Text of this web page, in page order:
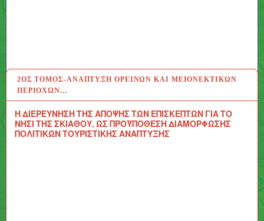
2ΟΣ ΤΌΜΟΣ-ΑΝΆΠΤΥΞΗ ΟΡΕΙΝΏΝ ΚΑΙ ΜΕΙΟΝΕΚΤΙΚΏΝ
ΠΕΡΙΟΧΏΝ…
Η ΔΙΕΡΕΥΝΗΣΗ ΤΗΣ ΑΠΟΨΗΣ ΤΩΝ ΕΠΙΣΚΕΠΤΩΝ ΓΙΑ ΤΟ
ΝΗΣΙ ΤΗΣ ΣΚΙΑΘΟΥ, ΩΣ ΠΡΟΫΠΟΘΕΣΗ ΔΙΑΜΟΡΦΩΣΗΣ
ΠΟΛΙΤΙΚΩΝ ΤΟΥΡΙΣΤΙΚΗΣ ΑΝΑΠΤΥΞΗΣ
11 ΑΥΓ 2020